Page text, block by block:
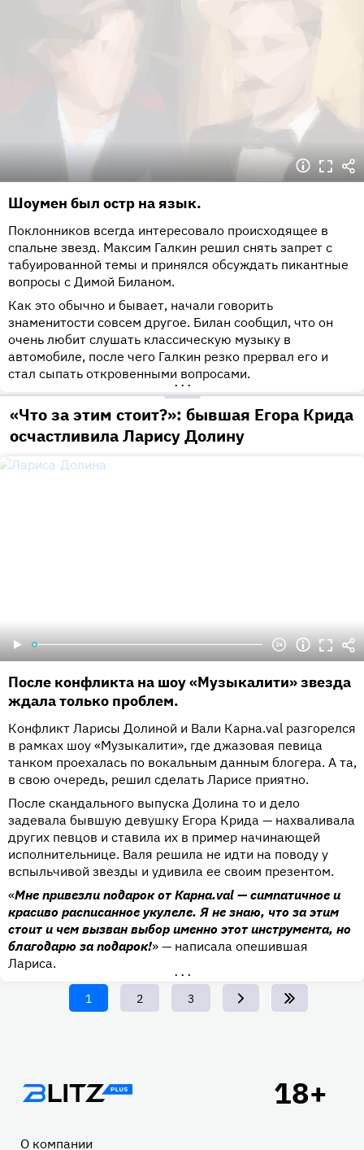
Шоумен был остр на язык.
Поклонников всегда интересовало происходящее в
спальне звезд. Максим Галкин решил снять запрет с
табуированной темы и принялся обсуждать пикантные
вопросы с Димой Биланом.
Как это обычно и бывает, начали говорить
знаменитости совсем другое. Билан сообщил, что он
очень любит слушать классическую музыку в
автомобиле, после чего Галкин резко прервал его и
стал сыпать откровенными вопросами.
•••
«Что за этим стоит?»: бывшая Егора Крида
осчастливила Ларису Долину
После конфликта на шоу «Музыкалити» звезда
ждала только проблем.
Конфликт Ларисы Долиной и Вали Карна.val разгорелся
в рамках шоу «Музыкалити», где джазовая певица
танком проехалась по вокальным данным блогера. А та,
в свою очередь, решил сделать Ларисе приятно.
После скандального выпуска Долина то и дело
задевала бывшую девушку Егора Крида — нахваливала
других певцов и ставила их в пример начинающей
исполнительнице. Валя решила не идти на поводу у
вспыльчивой звезды и удивила ее своим презентом.
«Мне привезли подарок от Карна.val — симпатичное и
красиво расписанное укулеле. Я не знаю, что за этим
стоит и чем вызван выбор именно этот инструмента, но
благодарю за подарок!» — написала опешившая
Лариса.
•••
Текущая
страница
1 Page
2 Page
3
Подвал
О компании